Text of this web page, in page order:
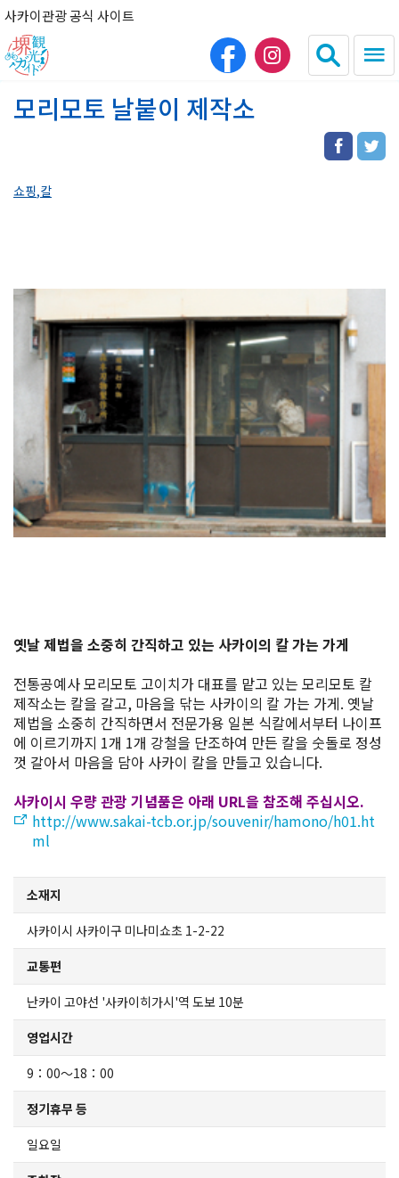
사카이관광 공식 사이트
日本語 English
음식
꽃 시즌 정보
쇼핑
스포츠 시설
사카이 NAVI
사카이에 오신 것을 환영합니다!
명소 검색
지도에서 찾기
유익한 정보
관광 안내소
모델 코스
사카이로 오시는 길
사카이 관광 대여 자전거
모즈후루 대여 자전거
모리모토 날붙이 제작소
쇼핑 칼
옛날 제법을 소중히 간직하고 있는 사카이의 칼 가는 가게
전통공예사 모리모토 고이치가 대표를 맡고 있는 모리모토 칼
제작소는 칼을 갈고, 마음을 닦는 사카이의 칼 가는 가게. 옛날
제법을 소중히 간직하면서 전문가용 일본 식칼에서부터 나이프
에 이르기까지 1개 1개 강철을 단조하여 만든 칼을 숫돌로 정성
껏 갈아서 마음을 담아 사카이 칼을 만들고 있습니다.
사카이시 우량 관광 기념품은 아래 URL을 참조해 주십시오.
http://www.sakai-tcb.or.jp/souvenir/hamono/h01.ht
ml
소재지
사카이시 사카이구 미나미쇼초 1-2-22
교통편
난카이 고야선 '사카이히가시'역 도보 10분
영업시간
9：00～18：00
정기휴무 등
일요일